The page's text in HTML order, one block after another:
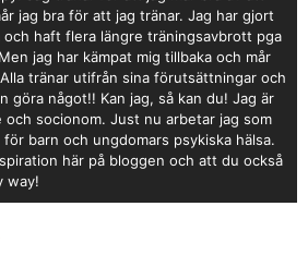
jag bra för att jag tränar. Jag har gjort
haft flera längre träningsavbrott pga
jag har kämpat mig tillbaka och mår
tränar utifrån sina förutsättningar och
göra något!! Kan jag, så kan du! Jag är
socionom. Just nu arbetar jag som
barn och ungdomars psykiska hälsa.
här på bloggen och att du också
way!